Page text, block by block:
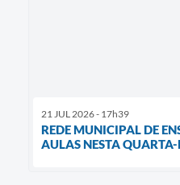
21 JUL 2026 - 17h39
REDE MUNICIPAL DE
AULAS NESTA